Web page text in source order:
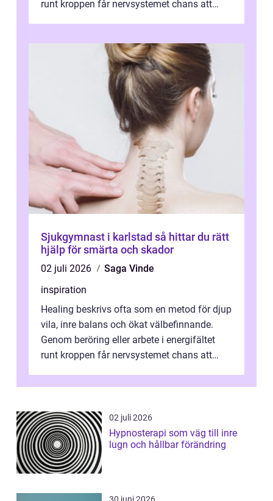
runt kroppen får nervsystemet chans att
Sjukgymnast i karlstad så hittar du rätt
hjälp för smärta och skador
02 juli 2026
Saga Vinde
inspiration
Healing beskrivs ofta som en metod för djup
vila, inre balans och ökat välbefinnande.
Genom beröring eller arbete i energifältet
runt kroppen får nervsystemet chans att
02 juli 2026
Hypnosterapi som väg till inre
lugn och hållbar förändring